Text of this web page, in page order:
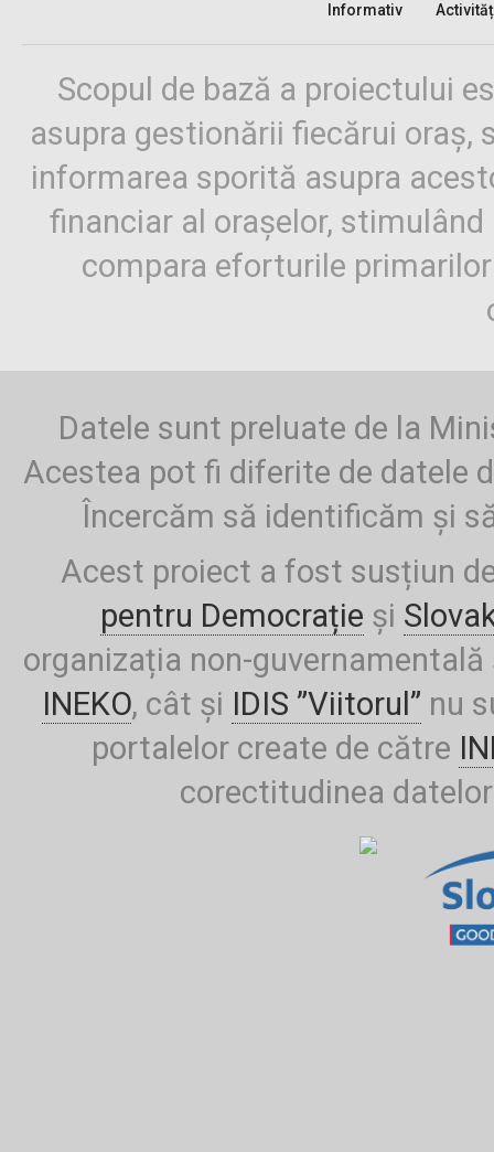
Informativ
Scopul de bază a proiectului
asupra gestionării fiecărui oraș,
informarea sporită asupra
financiar al orașelor,
compara eforturile
Datele sunt preluate de la
Acestea pot fi diferite de datele
Încercăm să identificăm și
Acest proiect a fost susțiun
pentru Democrație și
organizația non-
INEKO, cât și IDIS ”Viitorul” nu
portalelor create de către
corectitudinea